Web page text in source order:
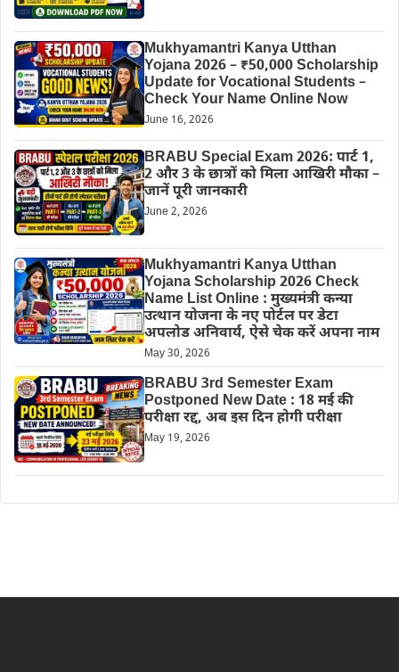
Mukhyamantri Kanya Utthan
Yojana 2026 – ₹50,000 Scholarship
Update for Vocational Students –
Check Your Name Online Now
June 16, 2026
BRABU Special Exam 2026: पार्ट 1,
2 और 3 के छात्रों को मिला आखिरी मौका –
जानें पूरी जानकारी
June 2, 2026
Mukhyamantri Kanya Utthan
Yojana Scholarship 2026 Check
Name List Online : मुख्यमंत्री कन्या
उत्थान योजना के नए पोर्टल पर डेटा
अपलोड अनिवार्य, ऐसे चेक करें अपना नाम
May 30, 2026
BRABU 3rd Semester Exam
Postponed New Date : 18 मई की
परीक्षा रद्द, अब इस दिन होगी परीक्षा
May 19, 2026